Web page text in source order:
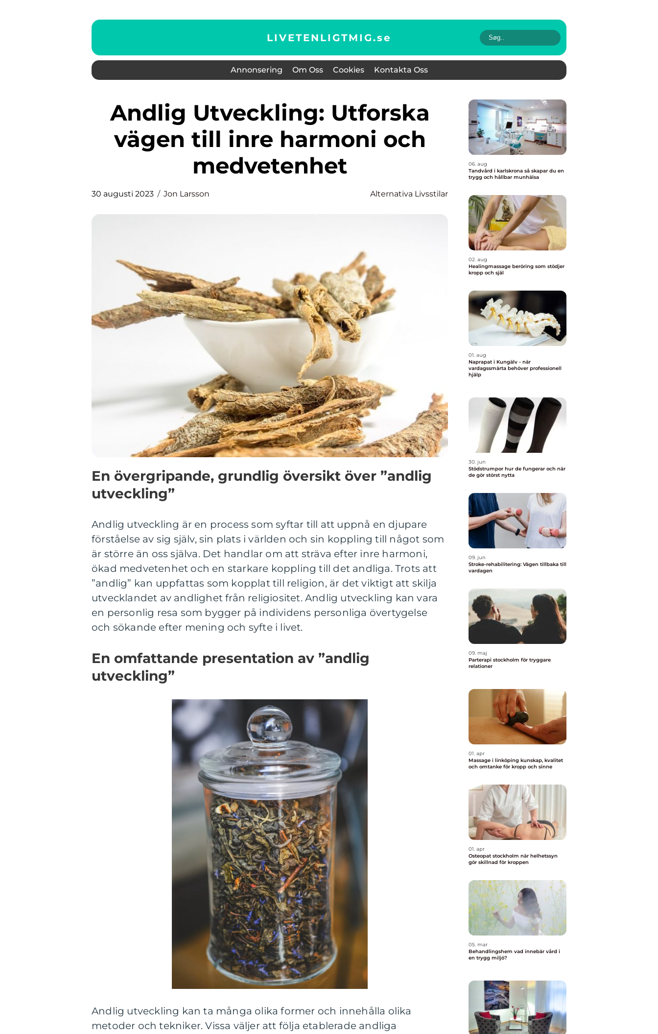
LIVETENLIGTMIG.se
Annonsering Om Oss Cookies Kontakta Oss
Andlig Utveckling: Utforska
vägen till inre harmoni och
medvetenhet
30 augusti 2023 Jon Larsson Alternativa Livsstilar
En övergripande, grundlig översikt över ”andlig
utveckling”
Andlig utveckling är en process som syftar till att uppnå en djupare
förståelse av sig själv, sin plats i världen och sin koppling till något som
är större än oss själva. Det handlar om att sträva efter inre harmoni,
ökad medvetenhet och en starkare koppling till det andliga. Trots att
”andlig” kan uppfattas som kopplat till religion, är det viktigt att skilja
utvecklandet av andlighet från religiositet. Andlig utveckling kan vara
en personlig resa som bygger på individens personliga övertygelse
och sökande efter mening och syfte i livet.
En omfattande presentation av ”andlig
utveckling”
Andlig utveckling kan ta många olika former och innehålla olika
metoder och tekniker. Vissa väljer att följa etablerade andliga
06. aug
Tandvård i karlskrona så skapar du en
trygg och hållbar munhälsa
02. aug
Healingmassage beröring som stödjer
kropp och själ
01. aug
Naprapat i Kungälv - när
vardagssmärta behöver professionell
hjälp
30. jun
Stödstrumpor hur de fungerar och när
de gör störst nytta
09. jun
Stroke-rehabilitering: Vägen tillbaka till
vardagen
09. maj
Parterapi stockholm för tryggare
relationer
01. apr
Massage i linköping kunskap, kvalitet
och omtanke för kropp och sinne
01. apr
Osteopat stockholm när helhetssyn
gör skillnad för kroppen
05. mar
Behandlingshem vad innebär vård i
en trygg miljö?